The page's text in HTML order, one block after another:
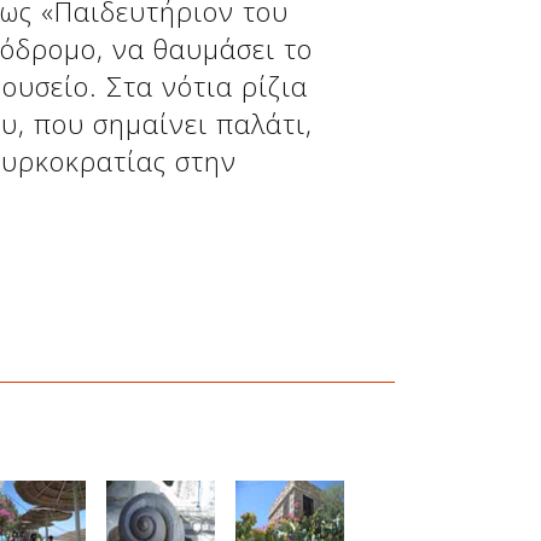
«Παιδευτήριον του
να θαυμάσει το
Στα νότια ρίζια
που σημαίνει παλάτι,
στην